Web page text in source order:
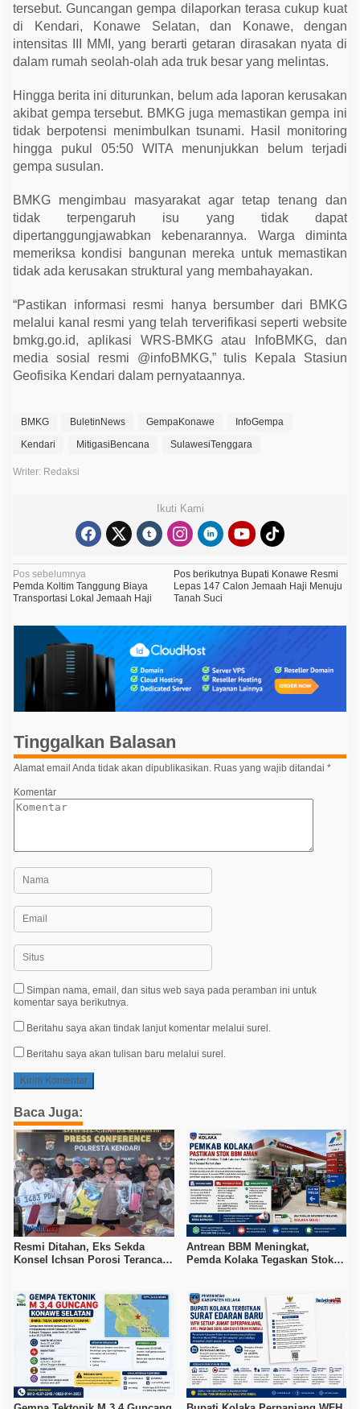
tersebut. Guncangan gempa dilaporkan terasa cukup kuat
di Kendari, Konawe Selatan, dan Konawe, dengan
intensitas III MMI, yang berarti getaran dirasakan nyata di
dalam rumah seolah-olah ada truk besar yang melintas.
Hingga berita ini diturunkan, belum ada laporan kerusakan
akibat gempa tersebut. BMKG juga memastikan gempa ini
tidak berpotensi menimbulkan tsunami. Hasil monitoring
hingga pukul 05:50 WITA menunjukkan belum terjadi
gempa susulan.
BMKG mengimbau masyarakat agar tetap tenang dan
tidak terpengaruh isu yang tidak dapat
dipertanggungjawabkan kebenarannya. Warga diminta
memeriksa kondisi bangunan mereka untuk memastikan
tidak ada kerusakan struktural yang membahayakan.
“Pastikan informasi resmi hanya bersumber dari BMKG
melalui kanal resmi yang telah terverifikasi seperti website
bmkg.go.id, aplikasi WRS-BMKG atau InfoBMKG, dan
media sosial resmi @infoBMKG,” tulis Kepala Stasiun
Geofisika Kendari dalam pernyataannya.
BMKG BuletinNews GempaKonawe
InfoGempa
Kendari
MitigasiBencana SulawesiTenggara
Writer: Redaksi
Ikuti Kami
N
a
v
p
o
s
Pos sebelumnya
Pemda Koltim Tanggung Biaya
Transportasi Lokal Jemaah Haji
Pos berikutnyaBupati Konawe Resmi
Lepas 147 Calon Jemaah Haji Menuju
Tanah Suci
Tinggalkan Balasan
Alamat email Anda tidak akan dipublikasikan. Ruas yang wajib ditandai *
Komentar
Simpan nama, email, dan situs web saya pada peramban ini untuk
komentar saya berikutnya.
Beritahu saya akan tindak lanjut komentar melalui surel.
Beritahu saya akan tulisan baru melalui surel.
Baca Juga:
Resmi Ditahan, Eks Sekda
Konsel Ichsan Porosi Terancam
Antrean BBM Meningkat,
Pemda Kolaka Tegaskan Stok